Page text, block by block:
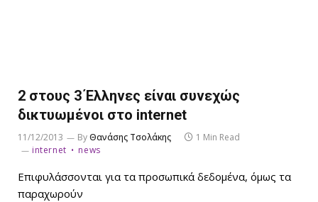
2 στους 3 Έλληνες είναι συνεχώς
δικτυωμένοι στο internet
11/12/2013 ByΘανάσης Τσολάκης
1 Min Read
internet
news
Επιφυλάσσονται για τα προσωπικά δεδομένα, όμως τα
παραχωρούν